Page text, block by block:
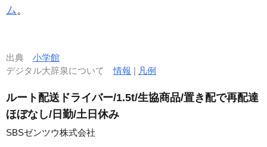
ム。
出典 小学館
デジタル大辞泉について情報 | 凡例
ルート配送ドライバー/1.5t/生協商品/置き配で再配達
ほぼなし/日勤/土日休み
SBSゼンツウ株式会社